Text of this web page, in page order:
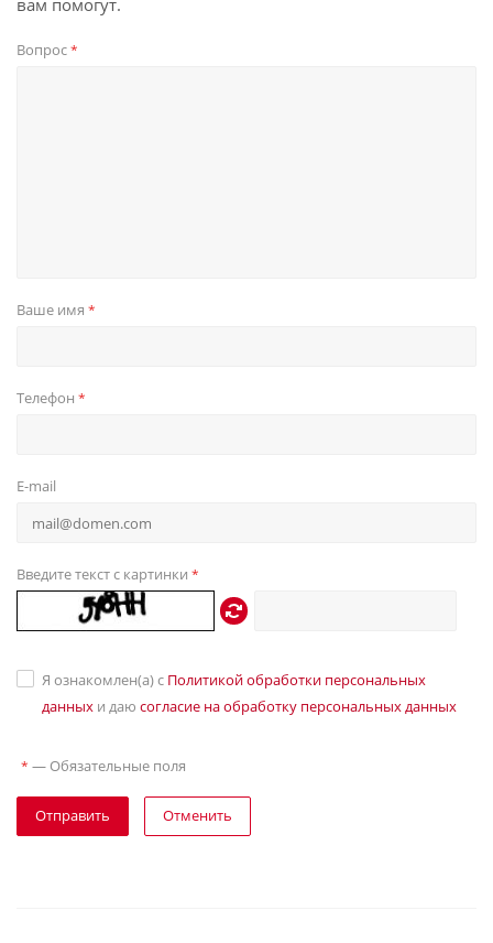
вам помогут.
Вопрос*
Ваше имя *
Телефон *
E-mail
Введите текст с картинки *
Я ознакомлен(а) с Политикой обработки персональных
данных и даю согласие на обработку персональных данных
* — Обязательные поля
Отправить Отменить